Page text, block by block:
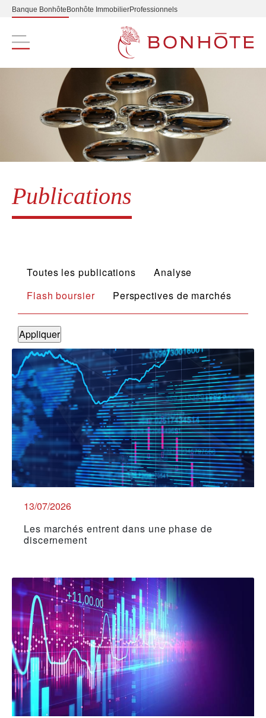
Banque Bonhôte Bonhôte ImmobilierProfessionnels
Navigation principale
Publications
Type de publication
Toutes les publications
Analyse
Flash boursier
Perspectives de marchés
13/07/2026
Les marchés entrent dans une phase de
discernement